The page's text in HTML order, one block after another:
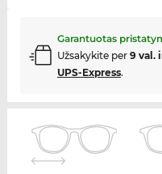
Garantuotas
Užsakykite per 9 val.
UPS-Express.